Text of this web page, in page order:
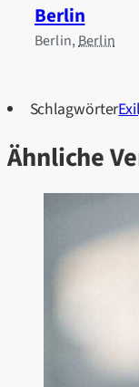
Berlin
Berlin,Berlin
Schlagwörter
Ähnliche